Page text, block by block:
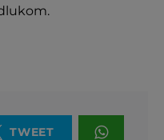
TWEET